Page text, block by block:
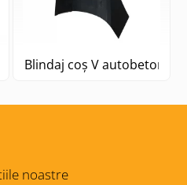
Stetter
Blindaj coș V
noastre